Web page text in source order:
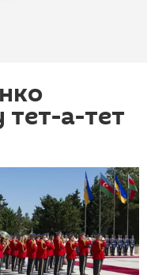
тет-а-тет